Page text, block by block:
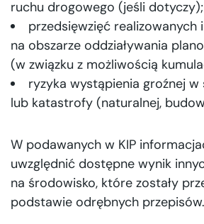
ruchu drogowego (jeśli dotyczy);
przedsięwzięć realizowanych
na obszarze oddziaływania
(w związku z możliwością
ryzyka wystąpienia groźnej
lub katastrofy (naturalnej,
W podawanych w KIP
uwzględnić dostępne wynik
na środowisko, które zostały
podstawie odrębnych przepisów.